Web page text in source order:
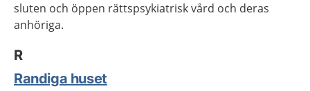
sluten och öppen rättspsykiatrisk vård och deras
anhöriga.
R
Randiga huset